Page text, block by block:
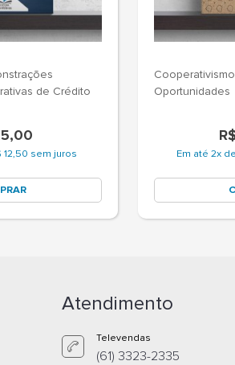
de Crédito
12,50 sem juros
Oportunidades
Em até 2x
Atendimento
Televendas
(61) 3323-2335